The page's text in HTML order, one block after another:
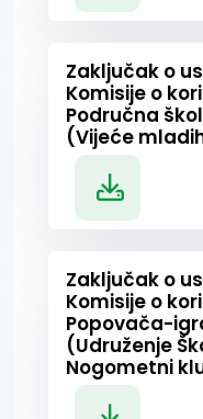
Zaključak o
Komisije o
Područna
(Vijeće
Zaključak o
Komisije o
Popovača-
(Udruženje
Nogometni